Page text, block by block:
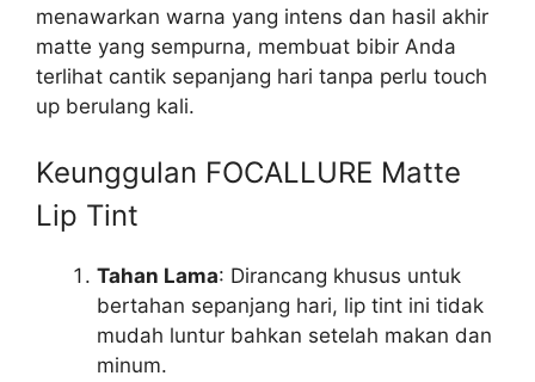
menawarkan warna yang intens dan hasil akhir
matte yang sempurna, membuat bibir Anda
terlihat cantik sepanjang hari tanpa perlu touch
up berulang kali.
Keunggulan FOCALLURE Matte
Lip Tint
Tahan Lama: Dirancang khusus untuk
bertahan sepanjang hari, lip tint ini tidak
mudah luntur bahkan setelah makan dan
minum.